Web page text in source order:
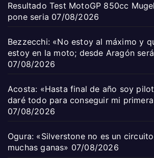
Resultado Test MotoGP 850cc
pone seria 07/08/2026
Bezzecchi: «No estoy al máximo y
estoy en la moto; desde Aragón
07/08/2026
Acosta: «Hasta final de año soy
daré todo para conseguir mi
07/08/2026
Ogura: «Silverstone no es un
muchas ganas» 07/08/2026